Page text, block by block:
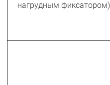
нагрудным фиксатором)